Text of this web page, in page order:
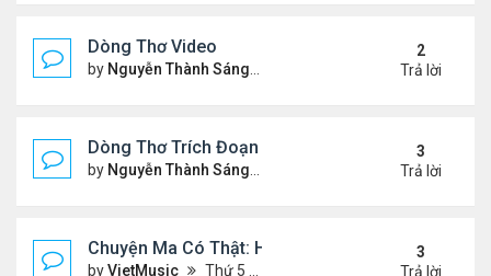
Dòng Thơ Video
by Nguyễn Thành Sáng Thứ 3 Tháng 10 22, 2024 2:03
2
Trả lời
Dòng Thơ Trích Đoạn (tiếp theo)
by Nguyễn Thành Sáng Thứ 2 Tháng 10 07, 2024 2:19
3
Trả lời
Chuyện Ma Có Thật: Hồng Vân, Lê Quốc Nam
byVietMusic Thứ 5 Tháng 11 05, 2020 2:49 pm
3
Trả lời